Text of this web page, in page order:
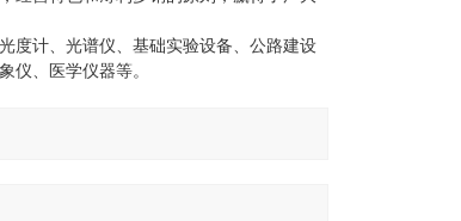
度计、光谱仪、基础实验设备、公路建设
仪、医学仪器等。